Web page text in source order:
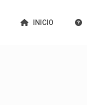
INICIO